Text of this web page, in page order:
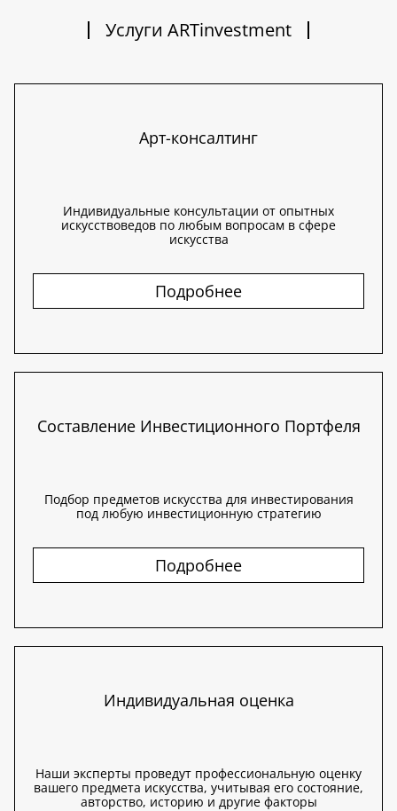
Услуги ARTinvestment
Арт-консалтинг
Индивидуальные консультации от опытных
искусствоведов по любым вопросам в сфере
искусства
Подробнее
Составление Инвестиционного Портфеля
Подбор предметов искусства для инвестирования
под любую инвестиционную стратегию
Подробнее
Индивидуальная оценка
Наши эксперты проведут профессиональную оценку
вашего предмета искусства, учитывая его состояние,
авторство, историю и другие факторы